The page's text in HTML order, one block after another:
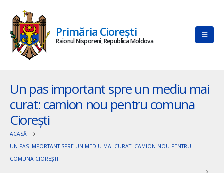
Primăria Ciorești
Raionul Nisporeni, Republica Moldova
Un pas important spre un mediu mai
curat: camion nou pentru comuna
Ciorești
ACASĂ
UN PAS IMPORTANT SPRE UN MEDIU MAI CURAT: CAMION NOU PENTRU
COMUNA CIOREȘTI